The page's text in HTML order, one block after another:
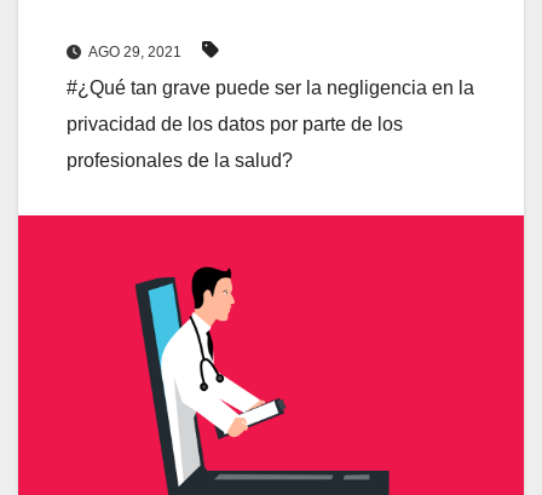
AGO 29, 2021
#¿Qué tan grave puede ser la negligencia en la
privacidad de los datos por parte de los
profesionales de la salud?